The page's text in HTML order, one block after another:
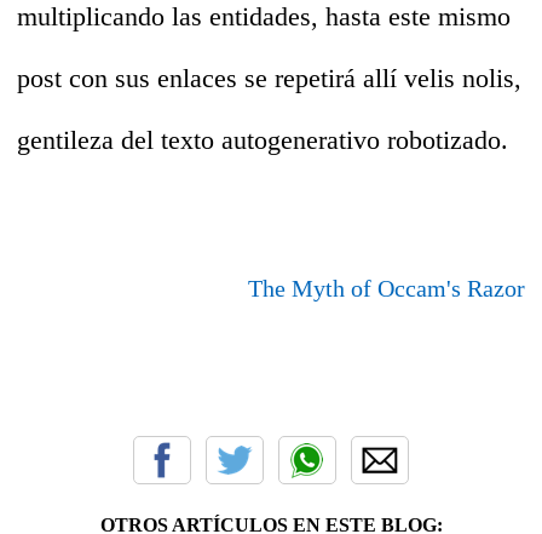
multiplicando las entidades, hasta este mismo
post con sus enlaces se repetirá allí velis nolis,
gentileza del texto autogenerativo robotizado.
The Myth of Occam's Razor
OTROS ARTÍCULOS EN ESTE BLOG: